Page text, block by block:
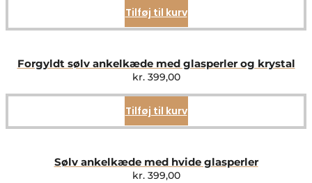
Tilføj til kurv
Forgyldt sølv ankelkæde med glasperler og krystal
kr.399,00
Tilføj til kurv
Sølv ankelkæde med hvide glasperler
kr.399,00